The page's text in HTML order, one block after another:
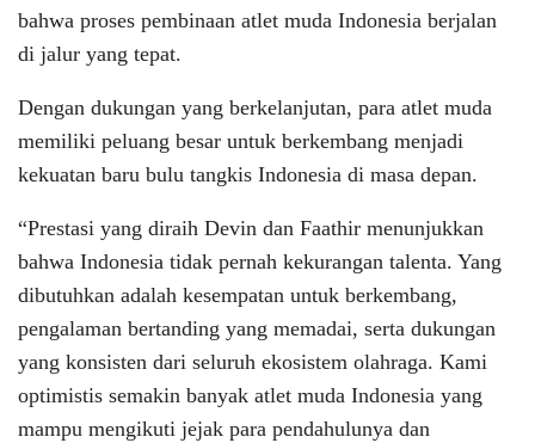
bahwa proses pembinaan atlet muda Indonesia berjalan
di jalur yang tepat.
Dengan dukungan yang berkelanjutan, para atlet muda
memiliki peluang besar untuk berkembang menjadi
kekuatan baru bulu tangkis Indonesia di masa depan.
“Prestasi yang diraih Devin dan Faathir menunjukkan
bahwa Indonesia tidak pernah kekurangan talenta. Yang
dibutuhkan adalah kesempatan untuk berkembang,
pengalaman bertanding yang memadai, serta dukungan
yang konsisten dari seluruh ekosistem olahraga. Kami
optimistis semakin banyak atlet muda Indonesia yang
mampu mengikuti jejak para pendahulunya dan